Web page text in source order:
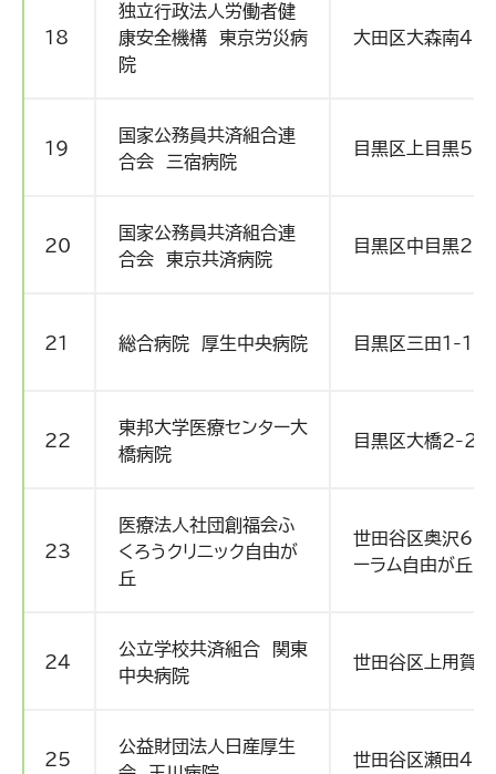
18
独立行政法人労働者健
康安全機構 東京労災病
院
大田区大森南4-
19
国家公務員共済組合連
合会 三宿病院
目黒区上目黒5-
20
国家公務員共済組合連
合会 東京共済病院
目黒区中目黒2-
21 総合病院 厚生中央病院 目黒区三田1-
22
東邦大学医療センター大
橋病院
目黒区大橋2-
23
医療法人社団創福会ふ
くろうクリニック自由が
丘
世田谷区奥沢6-
ーラム自由が丘1
24
公立学校共済組合 関東
中央病院
世田谷区上用賀
25
公益財団法人日産厚生
世田谷区瀬田4-